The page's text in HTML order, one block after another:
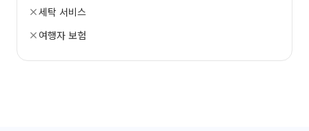
세탁 서비스
여행자 보험